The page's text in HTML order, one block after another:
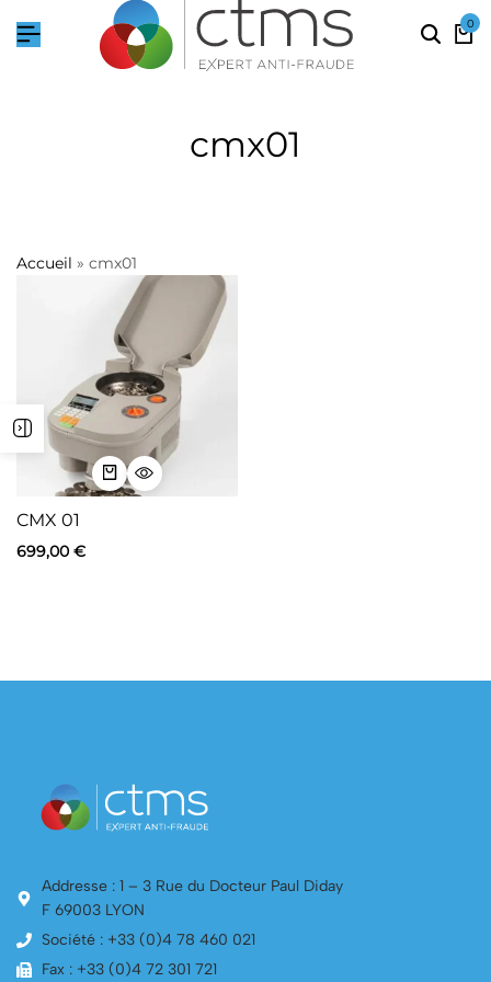
0
cmx01
Accueil » cmx01
CMX 01
699,00 €
Addresse : 1 – 3 Rue du Docteur Paul Diday
F 69003 LYON
Société : +33 (0)4 78 460 021
Fax : +33 (0)4 72 301 721